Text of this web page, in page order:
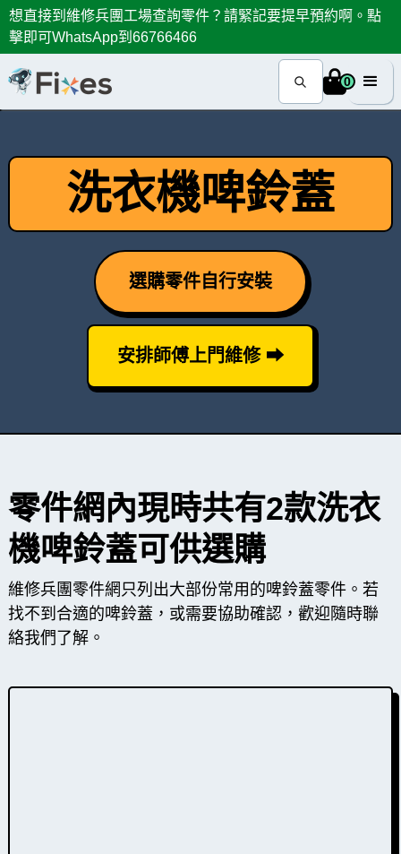
想直接到維修兵團工場查詢零件？請緊記要提早預約啊。點
擊即可WhatsApp到66766466
0
洗衣機啤鈴蓋
選購零件自行安裝
安排師傅上門維修 ⮕
零件網內現時共有2款洗衣
機啤鈴蓋可供選購
維修兵團零件網只列出大部份常用的啤鈴蓋零件。若
找不到合適的啤鈴蓋，或需要協助確認，歡迎隨時聯
絡我們了解。